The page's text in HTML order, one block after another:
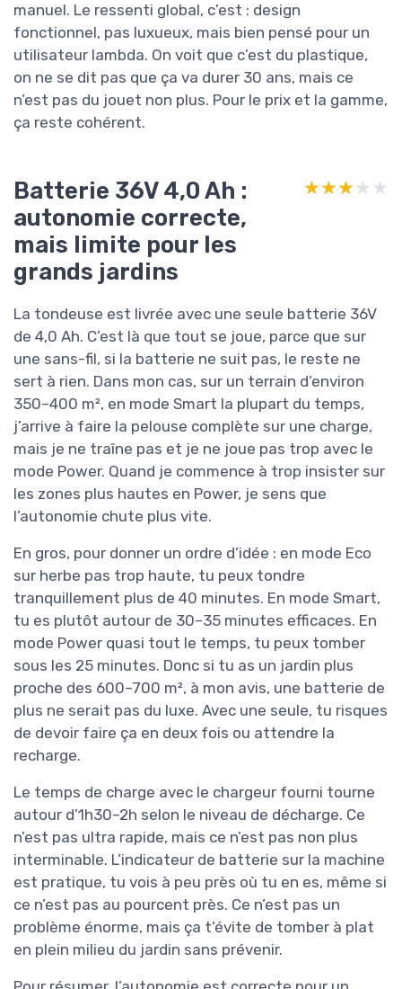
manuel. Le ressenti global, c’est : design
fonctionnel, pas luxueux, mais bien pensé pour un
utilisateur lambda. On voit que c’est du plastique,
on ne se dit pas que ça va durer 30 ans, mais ce
n’est pas du jouet non plus. Pour le prix et la gamme,
ça reste cohérent.
Batterie 36V 4,0 Ah :
autonomie correcte,
mais limite pour les
grands jardins
★★★★★
★★★★★
La tondeuse est livrée avec une seule batterie 36V
de 4,0 Ah. C’est là que tout se joue, parce que sur
une sans-fil, si la batterie ne suit pas, le reste ne
sert à rien. Dans mon cas, sur un terrain d’environ
350–400 m², en mode Smart la plupart du temps,
j’arrive à faire la pelouse complète sur une charge,
mais je ne traîne pas et je ne joue pas trop avec le
mode Power. Quand je commence à trop insister sur
les zones plus hautes en Power, je sens que
l’autonomie chute plus vite.
En gros, pour donner un ordre d’idée : en mode Eco
sur herbe pas trop haute, tu peux tondre
tranquillement plus de 40 minutes. En mode Smart,
tu es plutôt autour de 30–35 minutes efficaces. En
mode Power quasi tout le temps, tu peux tomber
sous les 25 minutes. Donc si tu as un jardin plus
proche des 600–700 m², à mon avis, une batterie de
plus ne serait pas du luxe. Avec une seule, tu risques
de devoir faire ça en deux fois ou attendre la
recharge.
Le temps de charge avec le chargeur fourni tourne
autour d’1h30–2h selon le niveau de décharge. Ce
n’est pas ultra rapide, mais ce n’est pas non plus
interminable. L’indicateur de batterie sur la machine
est pratique, tu vois à peu près où tu en es, même si
ce n’est pas au pourcent près. Ce n’est pas un
problème énorme, mais ça t’évite de tomber à plat
en plein milieu du jardin sans prévenir.